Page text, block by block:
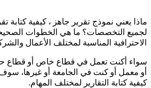
ماذا يعني نموذج تقرير جاهز ، كيفية كتابة
لجميع التخصصات؟ ما هي الخطوات الصحيحة
الاحترافية المناسبة لمختلف الأعمال
سواء أكنت تعمل في قطاع خاص أو قطاع
أو معمل أو كنت في الجامعة أو غيرها،
كيفية كتابة التقارير لمختلف المهام.